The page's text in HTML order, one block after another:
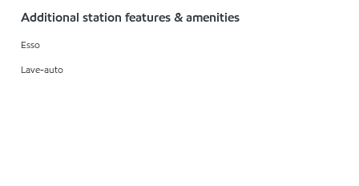
Additional station features & amenities
Esso
Lave-auto